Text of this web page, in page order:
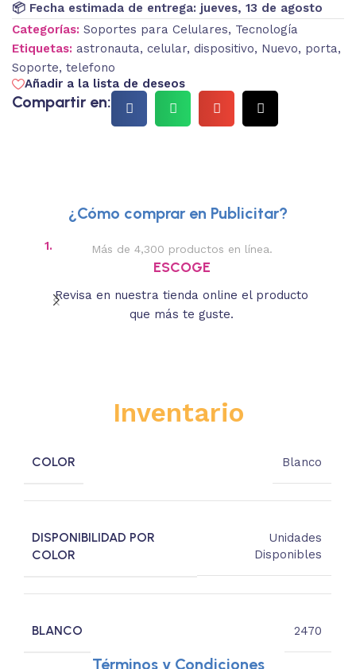
📦 Fecha estimada de entrega: jueves, 13 de agosto
Categorías: Soportes para Celulares, Tecnología
Etiquetas: astronauta, celular, dispositivo, Nuevo, porta,
Soporte, telefono
Añadir a la lista de deseos
Compartir en:
¿Cómo comprar en Publicitar?
1. Más de 4,300 productos en línea.
ESCOGE
Revisa en nuestra tienda online el producto
que más te guste.
Inventario
COLOR Blanco
DISPONIBILIDAD POR
COLOR
Unidades
Disponibles
BLANCO 2470
Términos y Condiciones